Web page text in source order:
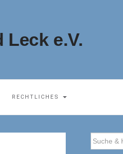
e.V.
RECHTLICHES
SUCHEN
NACH: